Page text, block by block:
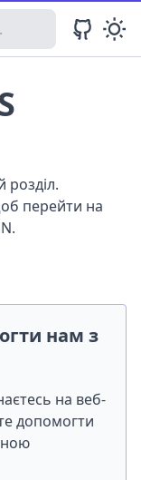
перейти на
нам з
на веб-
допомогти